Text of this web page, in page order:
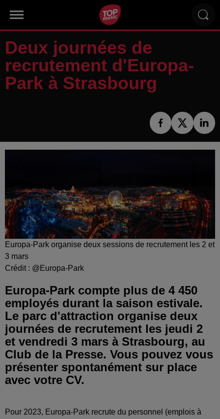
Deux journées de
recrutement d'Europa-
Park à Strasbourg
Europa-Park organise deux sessions de recrutement les 2 et
3 mars
Crédit : @Europa-Park
Europa-Park compte plus de 4 450
employés durant la saison estivale.
Le parc d'attraction organise deux
journées de recrutement les jeudi 2
et vendredi 3 mars à Strasbourg, au
Club de la Presse. Vous pouvez vous
présenter spontanément sur place
avec votre CV.
Pour 2023, Europa-Park recrute du personnel (emplois à